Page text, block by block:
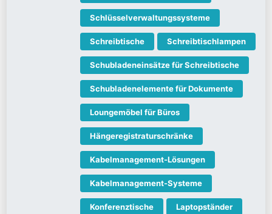
Schlüsselverwaltungssysteme
Schreibtische Schreibtischlampen
Schubladeneinsätze für Schreibtische
Schubladenelemente für Dokumente
Loungemöbel für Büros
Hängeregistraturschränke
Kabelmanagement-Lösungen
Kabelmanagement-Systeme
Konferenztische Laptopständer